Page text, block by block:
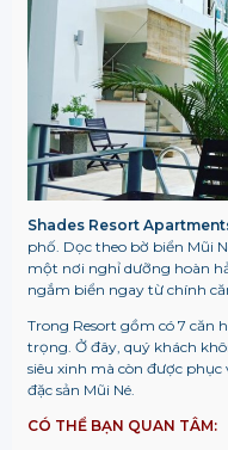
Shades Resort
phố. Dọc theo bờ biển Mũi
một nơi nghỉ dưỡng hoàn
ngắm biển ngay từ chính
Trong Resort gồm có 7 căn
trọng. Ở đây, quý khách
siêu xinh mà còn được
đặc sản Mũi Né.
CÓ THỂ BẠN QUAN TÂM: